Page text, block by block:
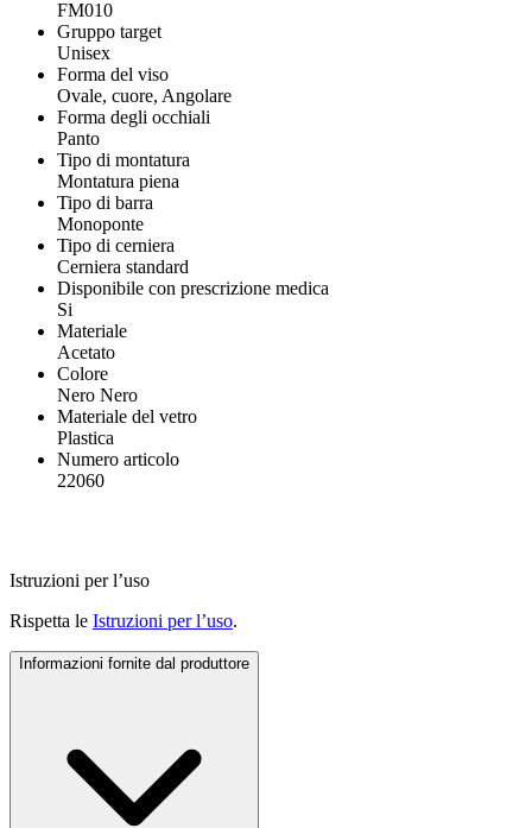
FM010
Gruppo target
Unisex
Forma del viso
Ovale, cuore, Angolare
Forma degli occhiali
Panto
Tipo di montatura
Montatura piena
Tipo di barra
Monoponte
Tipo di cerniera
Cerniera standard
Disponibile con prescrizione medica
Si
Materiale
Acetato
Colore
Nero Nero
Materiale del vetro
Plastica
Numero articolo
22060
Istruzioni per l’uso
Rispetta le Istruzioni per l’uso.
Informazioni fornite dal produttore